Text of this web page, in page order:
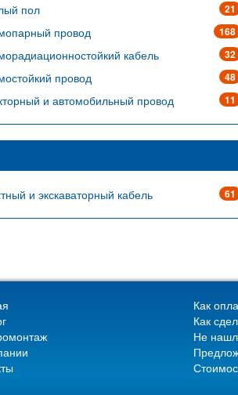
21
пол
168
провод
32
кабель
48
провод
11
и автомобильный провод
61
и экскаваторный кабель
Как
Как
Не